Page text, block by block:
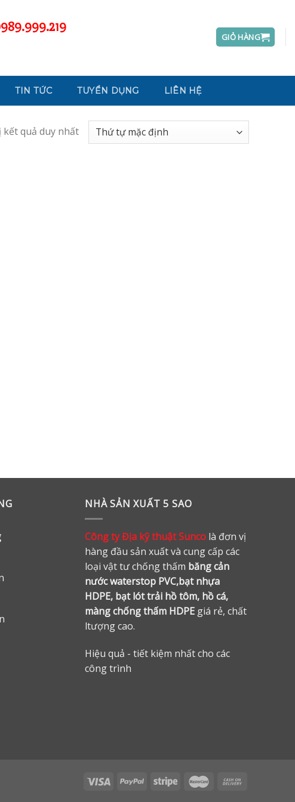
GIỎ HÀNG
TIN TỨC TUYỂN DỤNG LIÊN HỆ
kết quả duy nhất
NHÀ SẢN XUẤT 5 SAO
Công ty Địa kỹ thuật Sunco là đơn vị
hàng đầu sản xuất và cung cấp các
loại vật tư chống thấm băng cản
nước waterstop PVC,bạt nhựa
HDPE, bạt lót trải hồ tôm, hồ cá,
màng chống thấm HDPE giá rẻ, chất
ltượng cao.
Hiệu quả - tiết kiệm nhất cho các
công trình